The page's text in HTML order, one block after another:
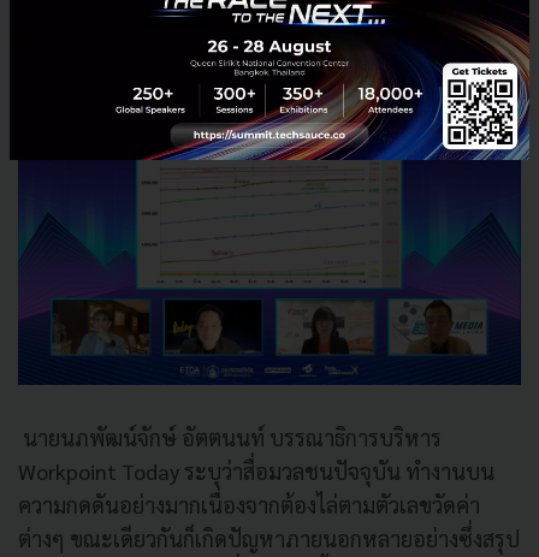
มหาศาลการสนับสนุนให้เกิด NVSP ของไทย จึงเป็น
ทางออกที่น่าสนใจสำหรับอุตสาหกรรมสื่อไทย
นายนภพัฒน์จักษ์ อัตตนนท์ บรรณาธิการบริหาร
Workpoint Today ระบุว่าสื่อมวลชนปัจจุบัน ทำงานบน
ความกดดันอย่างมากเนื่องจากต้องไล่ตามตัวเลขวัดค่า
ต่างๆ ขณะเดียวกันก็เกิดปัญหาภายนอกหลายอย่างซึ่งสรุป